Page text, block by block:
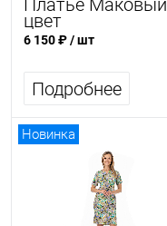
Платье Маковый
цвет
6 150 ₽/ шт
Подробнее
Новинка